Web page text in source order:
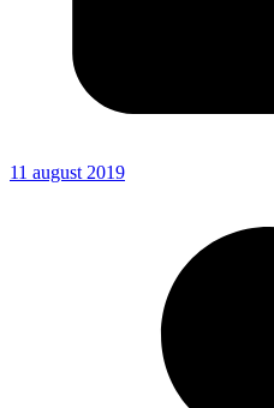
11 august 2019